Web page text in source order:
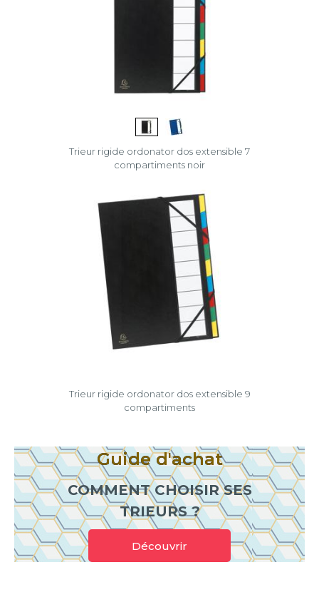
Trieur rigide ordonator dos extensible 7
compartiments noir
Trieur rigide ordonator dos extensible 9
compartiments
Guide d'achat
COMMENT CHOISIR SES
TRIEURS ?
Découvrir